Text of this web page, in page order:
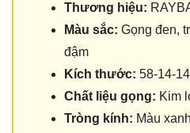
Thương hiệu:
Màu sắc: Gọng đen,
đậm
Kích thước: 58-14-
Chất liệu gọng: Kim
Tròng kính: Màu